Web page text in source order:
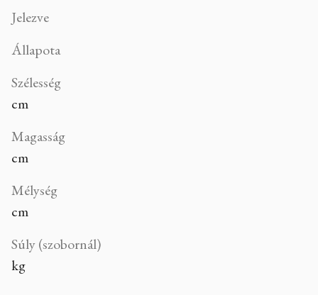
Jelezve
Állapota
Szélesség
cm
Magasság
cm
Mélység
cm
Súly (szobornál)
kg